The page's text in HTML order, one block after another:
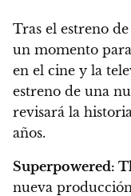
Tras el estreno de
un momento
en el cine y la
estreno de una
revisará la
años.
Superpowered:
nueva